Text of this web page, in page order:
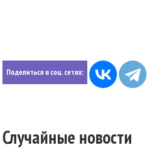
Поделиться в соц. сетях:
Случайные новости